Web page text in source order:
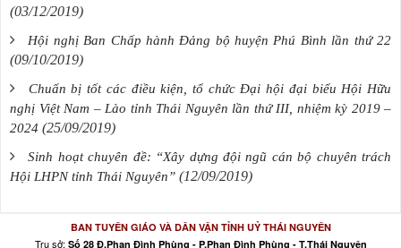
(03/12/2019)
Hội nghị Ban Chấp hành Đảng bộ huyện Phú Bình lần thứ 22
(09/10/2019)
Chuẩn bị tốt các điều kiện, tổ chức Đại hội đại biểu Hội Hữu
nghị Việt Nam – Lào tỉnh Thái Nguyên lần thứ III, nhiệm kỳ 2019 –
2024 (25/09/2019)
Sinh hoạt chuyên đề: “Xây dựng đội ngũ cán bộ chuyên trách
Hội LHPN tỉnh Thái Nguyên” (12/09/2019)
BAN TUYÊN GIÁO VÀ DÂN VẬN TỈNH UỶ THÁI NGUYÊN
Trụ sở: Số 28 Đ.Phan Đình Phùng - P.Phan Đình Phùng - T.Thái Nguyên